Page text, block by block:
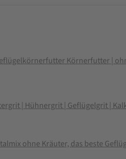
Körnerfutter |
| Hühnergrit | Geflügelgrit |
ohne Kräuter, das beste